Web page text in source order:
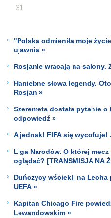
31
"Polska odmieniła moje
ujawnia »
Rosjanie wracają na salony.
Haniebne słowa legendy.
Rosjan »
Szeremeta dostała pytanie o
odpowiedź »
A jednak! FIFA się
Liga Narodów. O której mecz
oglądać? [TRANSMISJA NA
Duńczycy wściekli na Lecha
UEFA »
Kapitan Chicago Fire
Lewandowskim »